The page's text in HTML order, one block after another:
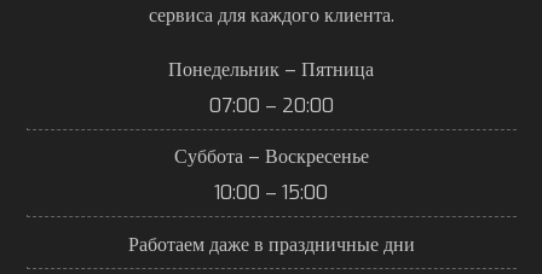
сервиса для каждого клиента.
Понедельник – Пятница
07:00 – 20:00
Суббота – Воскресенье
10:00 – 15:00
Работаем даже в праздничные дни